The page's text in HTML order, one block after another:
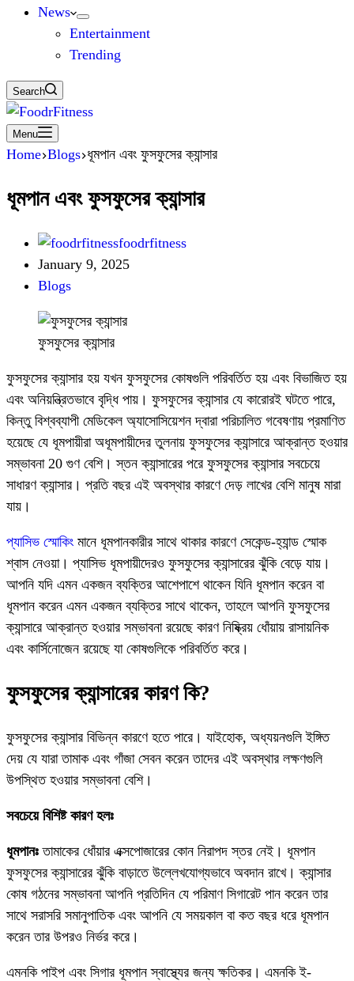
News
Entertainment
Trending
Search
Menu
Home Blogs ধূমপান এবং ফুসফুসের ক্যান্সার
ধূমপান এবং ফুসফুসের ক্যান্সার
foodrfitness
January 9, 2025
Blogs
ফুসফুসের ক্যান্সার
ফুসফুসের ক্যান্সার হয় যখন ফুসফুসের কোষগুলি পরিবর্তিত হয় এবং বিভাজিত হয়
এবং অনিয়ন্ত্রিতভাবে বৃদ্ধি পায়। ফুসফুসের ক্যান্সার যে কারোরই ঘটতে পারে,
কিন্তু বিশ্বব্যাপী মেডিকেল অ্যাসোসিয়েশন দ্বারা পরিচালিত গবেষণায় প্রমাণিত
হয়েছে যে ধূমপায়ীরা অধূমপায়ীদের তুলনায় ফুসফুসের ক্যান্সারে আক্রান্ত হওয়ার
সম্ভাবনা 20 গুণ বেশি। স্তন ক্যান্সারের পরে ফুসফুসের ক্যান্সার সবচেয়ে
সাধারণ ক্যান্সার। প্রতি বছর এই অবস্থার কারণে দেড় লাখের বেশি মানুষ মারা
যায়।
প্যাসিভ স্মোকিং মানে ধূমপানকারীর সাথে থাকার কারণে সেকেন্ড-হ্যান্ড স্মোক
শ্বাস নেওয়া। প্যাসিভ ধূমপায়ীদেরও ফুসফুসের ক্যান্সারের ঝুঁকি বেড়ে যায়।
আপনি যদি এমন একজন ব্যক্তির আশেপাশে থাকেন যিনি ধূমপান করেন বা
ধূমপান করেন এমন একজন ব্যক্তির সাথে থাকেন, তাহলে আপনি ফুসফুসের
ক্যান্সারে আক্রান্ত হওয়ার সম্ভাবনা রয়েছে কারণ নিষ্ক্রিয় ধোঁয়ায় রাসায়নিক
এবং কার্সিনোজেন রয়েছে যা কোষগুলিকে পরিবর্তিত করে।
ফুসফুসের ক্যান্সারের কারণ কি?
ফুসফুসের ক্যান্সার বিভিন্ন কারণে হতে পারে। যাইহোক, অধ্যয়নগুলি ইঙ্গিত
দেয় যে যারা তামাক এবং গাঁজা সেবন করেন তাদের এই অবস্থার লক্ষণগুলি
উপস্থিত হওয়ার সম্ভাবনা বেশি।
সবচেয়ে বিশিষ্ট কারণ হলঃ
ধূমপানঃ তামাকের ধোঁয়ার এক্সপোজারের কোন নিরাপদ স্তর নেই। ধূমপান
ফুসফুসের ক্যান্সারের ঝুঁকি বাড়াতে উল্লেখযোগ্যভাবে অবদান রাখে। ক্যান্সার
কোষ গঠনের সম্ভাবনা আপনি প্রতিদিন যে পরিমাণ সিগারেট পান করেন তার
সাথে সরাসরি সমানুপাতিক এবং আপনি যে সময়কাল বা কত বছর ধরে ধূমপান
করেন তার উপরও নির্ভর করে।
এমনকি পাইপ এবং সিগার ধূমপান স্বাস্থ্যের জন্য ক্ষতিকর। এমনকি ই-